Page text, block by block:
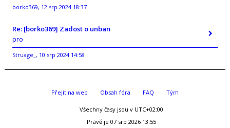
borko369, 12 srp 2024 18:37
Re: [borko369] Zadost o unban
pro
Struage_ , 10 srp 2024 14:58
Přejít na web Obsah fóra FAQ Tým
Všechny časy jsou v UTC+02:00
Právě je 07 srp 2026 13:55